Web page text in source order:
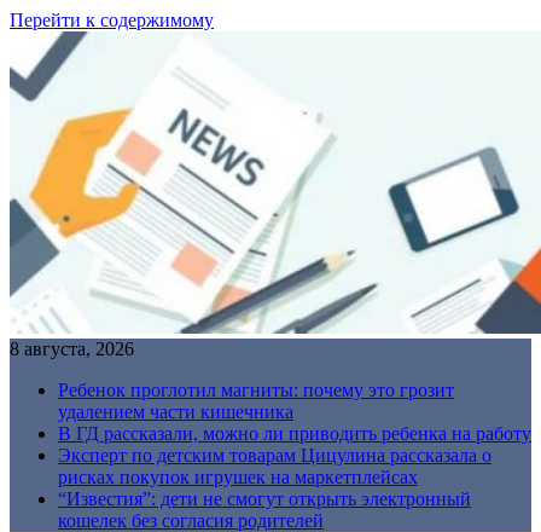
Перейти к содержимому
8 августа, 2026
Ребенок проглотил магниты: почему это грозит
удалением части кишечника
В ГД рассказали, можно ли приводить ребенка на работу
Эксперт по детским товарам Цицулина рассказала о
рисках покупок игрушек на маркетплейсах
“Известия”: дети не смогут открыть электронный
кошелек без согласия родителей